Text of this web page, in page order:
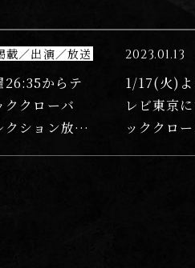
載／出演／放送
からテ
ククローバ
クション放送
2023.01.13
1/17(火)
レビ東京
ッククロ